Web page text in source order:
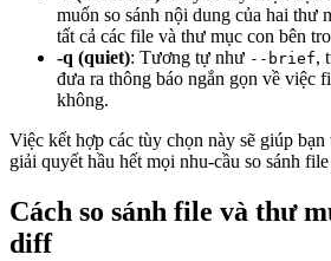
muốn so sánh nội dung của hai thư
tất cả các file và thư mục con bên
-q (quiet): Tương tự như --brief,
đưa ra thông báo ngắn gọn về việc
không.
Việc kết hợp các tùy chọn này sẽ giúp bạn
giải quyết hầu hết mọi nhu-cầu so sánh
Cách so sánh file và thư
diff